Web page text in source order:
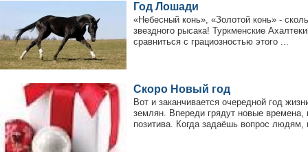
Туркменские каратисты завоевали 4 медали в
Год Лошади
«Небесный конь», «Золотой конь» -
звездного рысака! Туркменские
сравниться с грациозностью этого ...
Скоро Новый год
Вот и заканчивается очередной год
землян. Впереди грядут новые времена,
позитива. Когда задаёшь вопрос